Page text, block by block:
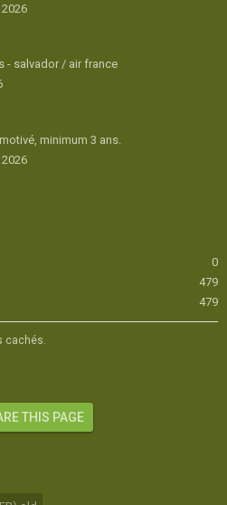
- salvador / air france
minimum 3 ans.
0
479
479
cachés.
THIS PAGE